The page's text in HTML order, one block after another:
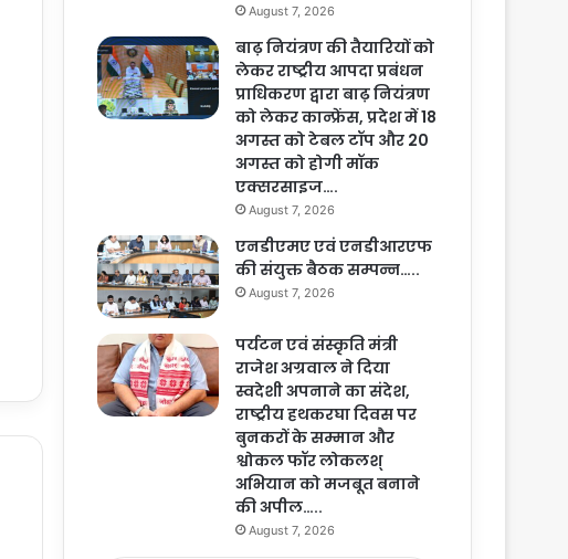
August 7, 2026
बाढ़ नियंत्रण की तैयारियों को
लेकर राष्ट्रीय आपदा प्रबंधन
प्राधिकरण द्वारा बाढ़ नियंत्रण
को लेकर कान्फ्रेंस, प्रदेश में 18
अगस्त को टेबल टॉप और 20
अगस्त को होगी मॉक
एक्सरसाइज….
August 7, 2026
एनडीएमए एवं एनडीआरएफ
की संयुक्त बैठक सम्पन्न…..
August 7, 2026
पर्यटन एवं संस्कृति मंत्री
राजेश अग्रवाल ने दिया
स्वदेशी अपनाने का संदेश,
राष्ट्रीय हथकरघा दिवस पर
बुनकरों के सम्मान और
श्वोकल फॉर लोकलश्
अभियान को मजबूत बनाने
की अपील…..
August 7, 2026